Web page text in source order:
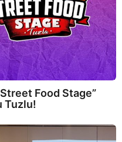
Food Stage”
Tuzlu!